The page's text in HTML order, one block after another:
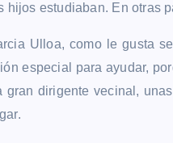
hijos estudiaban. En otras
Ulloa, como le gusta
especial para ayudar,
gran dirigente vecinal,